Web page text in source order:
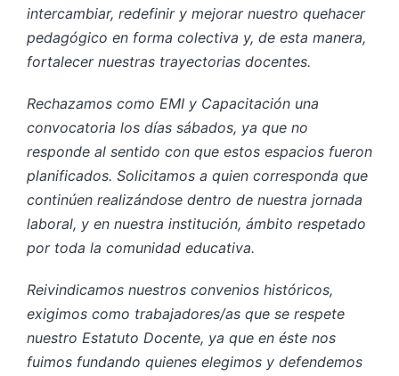
intercambiar, redefinir y mejorar nuestro quehacer
pedagógico en forma colectiva y, de esta manera,
fortalecer nuestras trayectorias docentes.
Rechazamos como EMI y Capacitación una
convocatoria los días sábados, ya que no
responde al sentido con que estos espacios fueron
planificados. Solicitamos a quien corresponda que
continúen realizándose dentro de nuestra jornada
laboral, y en nuestra institución, ámbito respetado
por toda la comunidad educativa.
Reivindicamos nuestros convenios históricos,
exigimos como trabajadores/as que se respete
nuestro Estatuto Docente, ya que en éste nos
fuimos fundando quienes elegimos y defendemos